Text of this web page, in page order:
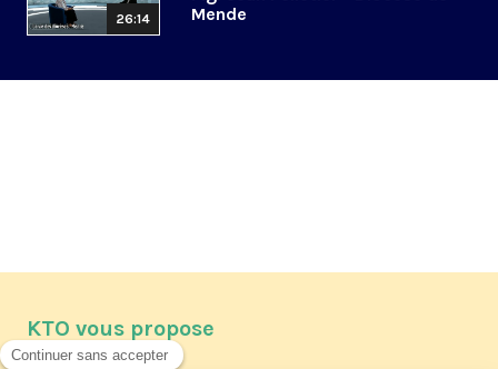
26:14
Mende
KTO vous propose